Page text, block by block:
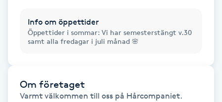
Hudföryngring
Huduppstramning
Hudvård
Info om öppettider
Öppettider i sommar: Vi har semesterstängt v.30
samt alla fredagar i juli månad 🌸
Om företaget
Varmt välkommen till oss på Hårcompaniet.